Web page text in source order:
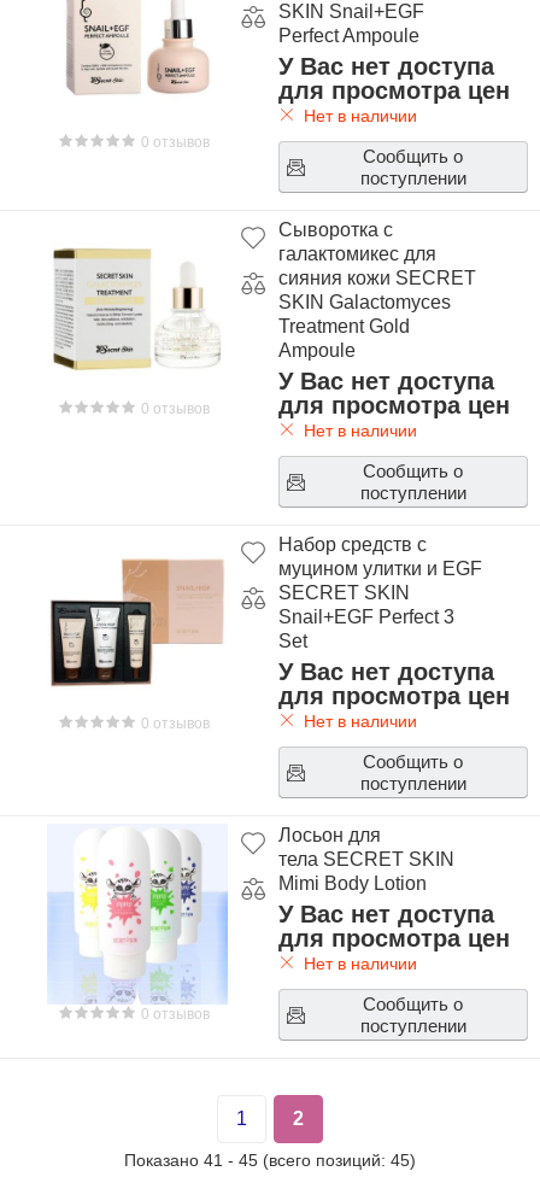
0 отзывов
SKIN Snail+EGF
Perfect Ampoule
У Вас нет доступа
для просмотра цен
Нет в наличии
Сообщить о
поступлении
0 отзывов
Сыворотка с
галактомикес для
сияния кожи SECRET
SKIN Galactomyces
Treatment Gold
Ampoule
У Вас нет доступа
для просмотра цен
Нет в наличии
Сообщить о
поступлении
0 отзывов
Набор средств с
муцином улитки и EGF
SECRET SKIN
Snail+EGF Perfect 3
Set
У Вас нет доступа
для просмотра цен
Нет в наличии
Сообщить о
поступлении
0 отзывов
Лосьон для
тела SECRET SKIN
Mimi Body Lotion
У Вас нет доступа
для просмотра цен
Нет в наличии
Сообщить о
поступлении
1 2
Показано 41 - 45 (всего позиций: 45)